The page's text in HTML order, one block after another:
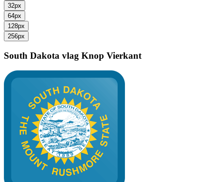
32px
64px
128px
256px
South Dakota vlag Knop Vierkant